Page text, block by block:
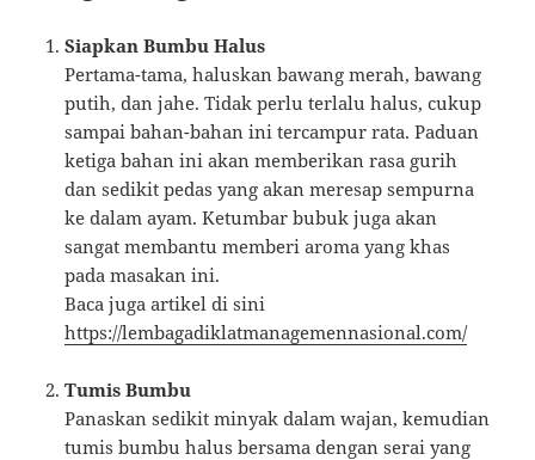
Siapkan Bumbu Halus
Pertama-tama, haluskan bawang merah, bawang
putih, dan jahe. Tidak perlu terlalu halus, cukup
sampai bahan-bahan ini tercampur rata. Paduan
ketiga bahan ini akan memberikan rasa gurih
dan sedikit pedas yang akan meresap sempurna
ke dalam ayam. Ketumbar bubuk juga akan
sangat membantu memberi aroma yang khas
pada masakan ini.
Baca juga artikel di sini
https://lembagadiklatmanagemennasional.com/
Tumis Bumbu
Panaskan sedikit minyak dalam wajan, kemudian
tumis bumbu halus bersama dengan serai yang